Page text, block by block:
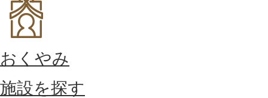
おくやみ
施設を探す